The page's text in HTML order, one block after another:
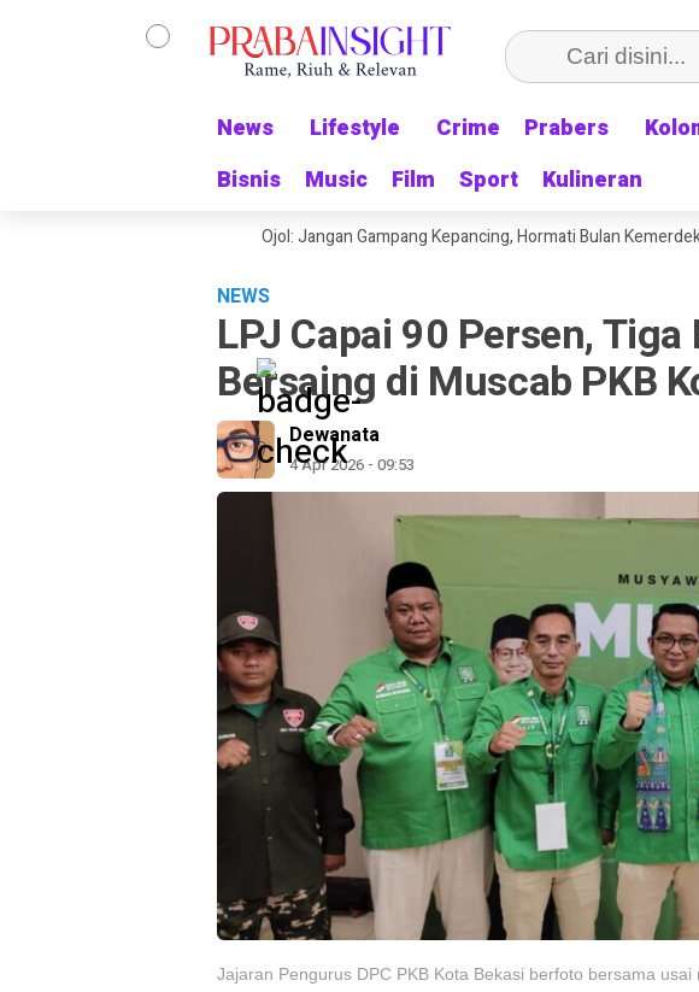
News Lifestyle Crime Prabers
Bisnis
Music Film Sport Kulineran
News Lifestyle Crime Prabers
Bisnis
Music Film Sport Kulineran
PATRA Ingatkan Ojol: Jangan Gampang Kepancing, Hormati Bulan Kemerdekaan
NEWS
LPJ Capai 90 Persen,
Bersaing di Muscab PKB
Dewanata
4 Apr 2026 - 09:53
Jajaran Pengurus DPC PKB Kota Bekasi berfoto bersama usai